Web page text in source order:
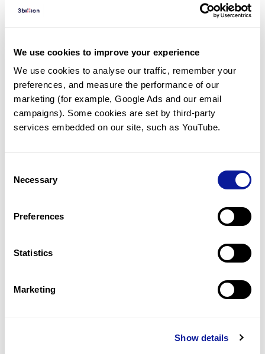
We use cookies to improve your experience
We use cookies to analyse our traffic, remember your
preferences, and measure the performance of our
marketing (for example, Google Ads and our email
campaigns). Some cookies are set by third-party
services embedded on our site, such as YouTube.
Selection
Necessary
Preferences
Statistics
Marketing
Show details
임상유전학팀과 소통
궁금한 점을 임상유전학팀과 직접 논의 할 수 있습니다.
문의하기
미진단된 경우에 재분석을 통해 후속 케어를 받을 수 있습니다.
최신 유전학 정보 제공
블로그와 뉴스레터를 통해 최신 유전학 정보를 제공해 드립니다.
쓰리빌리언은 유전자 진단에 필요한 여러 기술의 개발과 도입에 힘쓰고 있습니